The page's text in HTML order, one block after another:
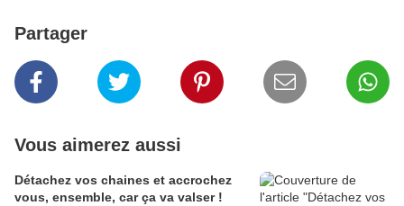
Partager
Vous aimerez aussi
Détachez vos chaines et accrochez
vous, ensemble, car ça va valser !